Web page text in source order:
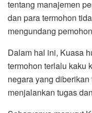
tentang manajemen
dan para termohon
mengundang
Dalam hal ini, Kuasa
termohon terlalu kaku
negara yang
menjalankan tugas